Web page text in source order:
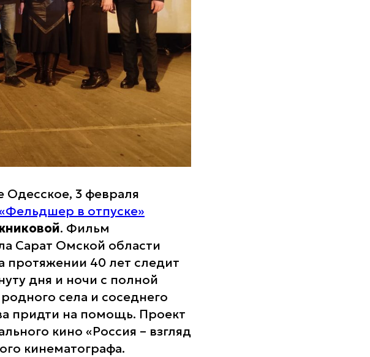
Одесское, 3 февраля
в отпуске»
. Фильм
Сарат Омской области
протяжении 40 лет следит
дня и ночи с полной
села и соседнего
придти на помощь. Проект
кино «Россия – взгляд
кинематографа.